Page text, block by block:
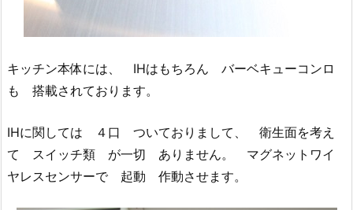
キッチン本体には、 IHはもちろん バーベキューコンロ
も 搭載されております。
IHに関しては ４口 ついておりまして、 衛生面を考え
て スイッチ類 が一切 ありません。 マグネットワイ
ヤレスセンサーで 起動 作動させます。